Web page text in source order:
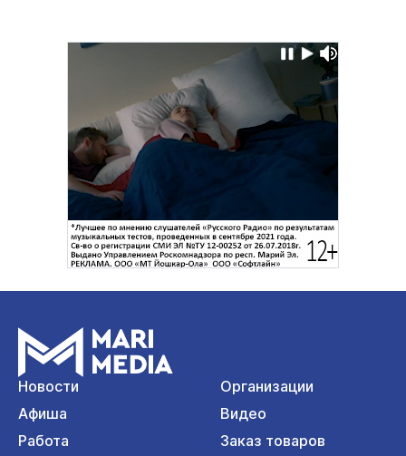
Новости
Организации
Афиша
Видео
Работа
Заказ товаров